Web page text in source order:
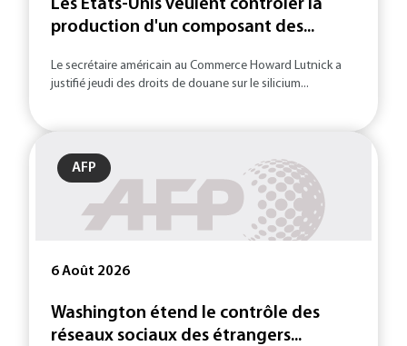
Les Etats-Unis veulent contrôler la
production d'un composant des...
Le secrétaire américain au Commerce Howard Lutnick a
justifié jeudi des droits de douane sur le silicium...
AFP
6 Août 2026
Washington étend le contrôle des
réseaux sociaux des étrangers...